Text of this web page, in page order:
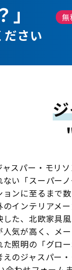
ださい
無
ャスパー・モリ
ない「スーパー
ンに至るまで
のインテリアメ
した、北欧家具
人気が高く、メ
照明の「グロ
えのジャスパー